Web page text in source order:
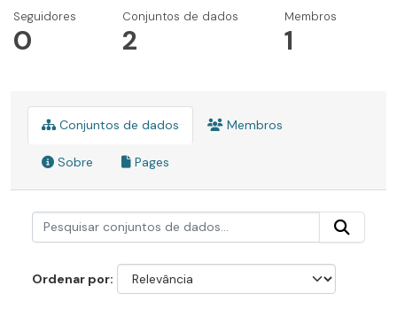
Seguidores
0
Conjuntos de dados
2
Membros
1
Conjuntos de dados Membros
Sobre Pages
Ordenar por